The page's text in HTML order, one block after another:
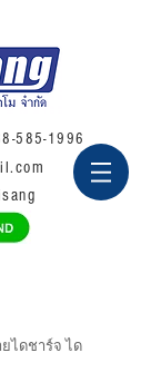
585-1996
ไดชาร์จ ได